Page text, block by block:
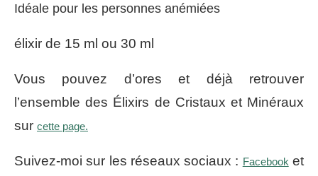
Idéale pour les personnes anémiées
élixir de 15 ml ou 30 ml
Vous pouvez d’ores et déjà retrouver
l’ensemble des Élixirs de Cristaux et Minéraux
sur cette page.
Suivez-moi sur les réseaux sociaux : Facebook et